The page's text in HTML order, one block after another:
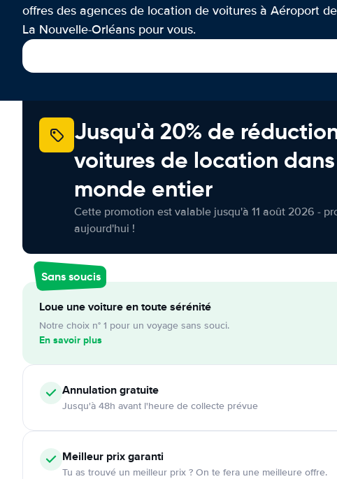
offres des agences de location de voitures à Aéroport de
La Nouvelle-Orléans pour vous.
Jusqu'à 20% de
voitures de location
monde entier
Cette promotion est valable jusqu'à 11 août 2026 -
aujourd'hui !
Sans soucis
Loue une voiture en toute sérénité
Notre choix n° 1 pour un voyage sans souci.
En savoir plus
Annulationgratuite
Jusqu'à 48h avant l'heure de collecte prévue
Meilleur prix garanti
Tu as trouvé un meilleur prix ? On te fera une meilleure offre.